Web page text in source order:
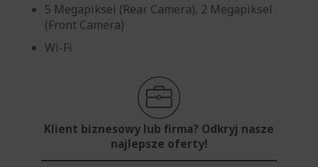
5 Megapiksel (Rear Camera), 2 Megapiksel
(Front Camera)
Wi-Fi
Klient biznesowy lub firma? Odkryj nasze
najlepsze oferty!